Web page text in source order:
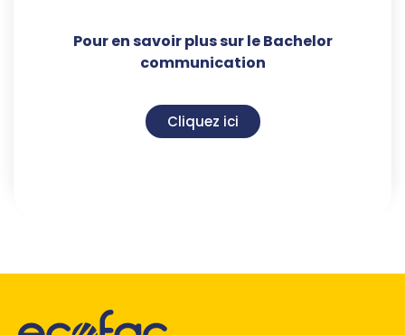
Pour en savoir plus sur le Bachelor
communication
Cliquez ici